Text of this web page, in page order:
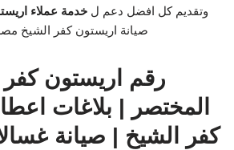
وتقديم كل افضل دعم ل خدمة عملاء
صيانة اريستون كفر الشيخ
رقم اريستون كفر
المختصر | بلاغات
كفر الشيخ | صيانة